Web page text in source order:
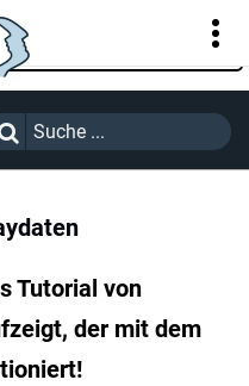
Tutorial von
der mit dem